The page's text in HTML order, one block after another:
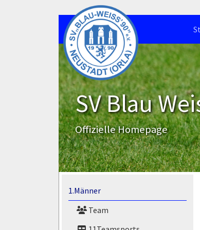
SV Blau
Offizielle Homepage
1.Männer
Team